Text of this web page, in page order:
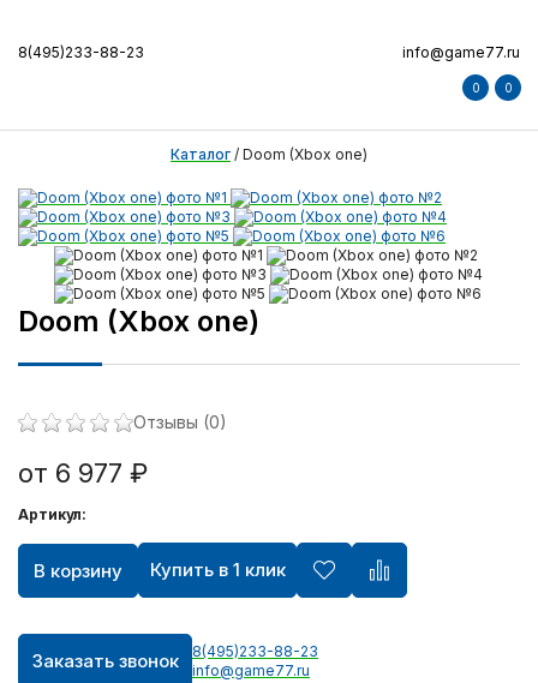
8(495)233-88-23 info@game77.ru
0 0
Каталог / Doom (Xbox one)
Doom (Xbox one)
Отзывы (0)
от 6 977 ₽
Артикул:
В корзину Купить в 1 клик
Заказать звонок
8(495)233-88-23
info@game77.ru